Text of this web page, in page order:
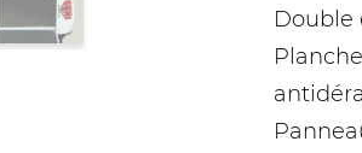
Double